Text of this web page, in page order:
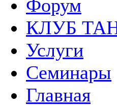
Форум
КЛУБ
Услуги
Семинары
Главная